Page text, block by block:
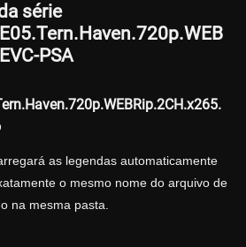
série
PSA
as legendas automaticamente
o mesmo nome do arquivo de
na mesma pasta.